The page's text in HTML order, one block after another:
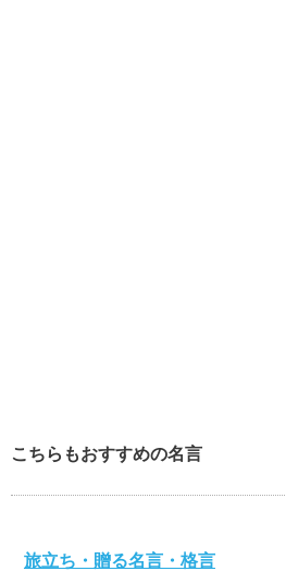
こちらもおすすめの名言
旅立ち・贈る名言・格言